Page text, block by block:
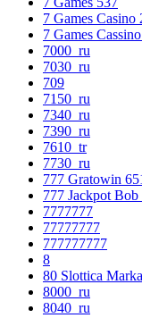
7 Games Casino
7 Games
7000_ru
7030_ru
709
7150_ru
7340_ru
7390_ru
7610_tr
7730_ru
777 Gratowin
777 Jackpot Bob
7777777
77777777
777777777
8
80 Slottica
8000_ru
8040_ru